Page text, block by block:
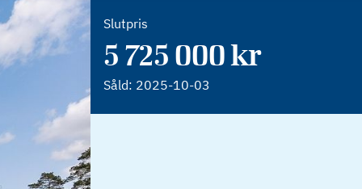
Slutpris
5 725 000 kr
Såld: 2025-10-03